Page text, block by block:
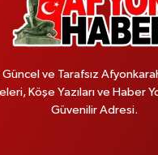
ve Tarafsız
Köşe Yazıları ve Haber
Güvenilir Adresi.